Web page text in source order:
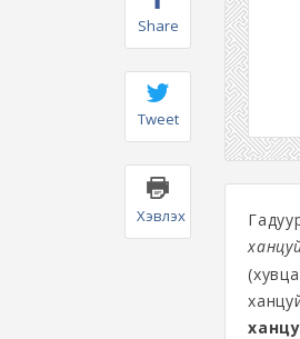
Share
Tweet
Хэвлэх